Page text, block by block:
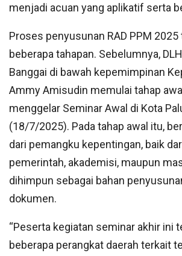
menjadi acuan yang aplikatif serta
Proses penyusunan RAD PPM
beberapa tahapan. Sebelumnya,
Banggai di bawah kepemimpinan
Ammy Amisudin memulai tahap
menggelar Seminar Awal di Kota
(18/7/2025). Pada tahap awal itu,
dari pemangku kepentingan, baik
pemerintah, akademisi, maupun
dihimpun sebagai bahan
dokumen.
“Peserta kegiatan seminar akhir ini
beberapa perangkat daerah terkait